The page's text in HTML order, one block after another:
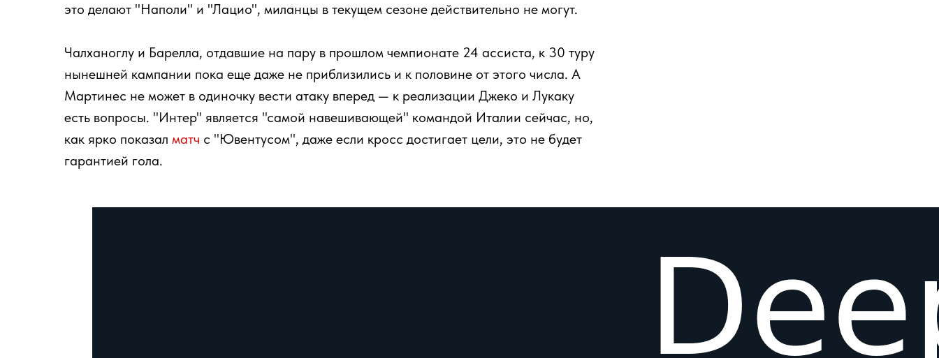
это делают "Наполи" и "Лацио", миланцы в текущем сезоне действительно не могут.
Чалханоглу и Барелла, отдавшие на пару в прошлом чемпионате 24 ассиста, к 30 туру
нынешней кампании пока еще даже не приблизились и к половине от этого числа. А
Мартинес не может в одиночку вести атаку вперед — к реализации Джеко и Лукаку
есть вопросы. "Интер" является "самой навешивающей" командой Италии сейчас, но,
как ярко показал матч с "Ювентусом", даже если кросс достигает цели, это не будет
гарантией гола.